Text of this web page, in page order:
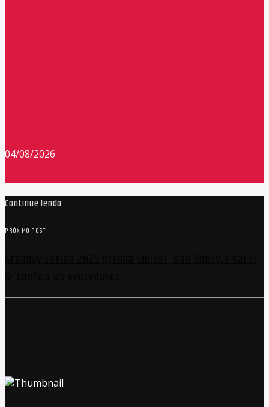
04/08/2026
Continue lendo
PRÓXIMO POST